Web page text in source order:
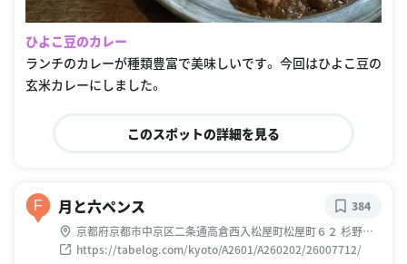
ひよこ豆のカレー
ランチのカレーが種類豊富で美味しいです。 今回はひよこ豆の
玄米カレーにしました。
このスポットの詳細を見る
F 月と六ペンス
京都府京都市中京区二条通高倉西入松屋町松屋町６２ 杉野ビ
ル
https://tabelog.com/kyoto/A2601/A260202/26007712/
384